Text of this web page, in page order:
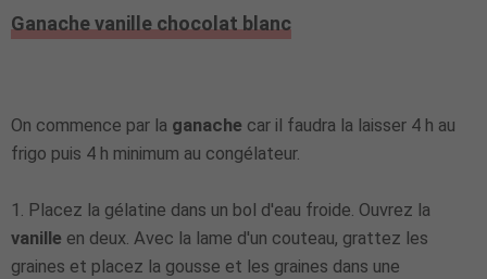
Ganache vanille chocolat blanc
On commence par la ganache car il faudra la laisser 4 h au
frigo puis 4 h minimum au congélateur.
1. Placez la gélatine dans un bol d'eau froide. Ouvrez la
vanille en deux. Avec la lame d'un couteau, grattez les
graines et placez la gousse et les graines dans une